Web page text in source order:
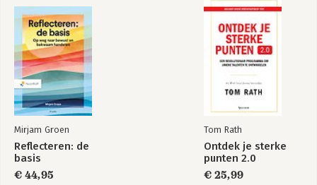
Mirjam Groen
Reflecteren: de
basis
€ 44,95
Tom Rath
Ontdek je sterke
punten 2.0
€ 25,99